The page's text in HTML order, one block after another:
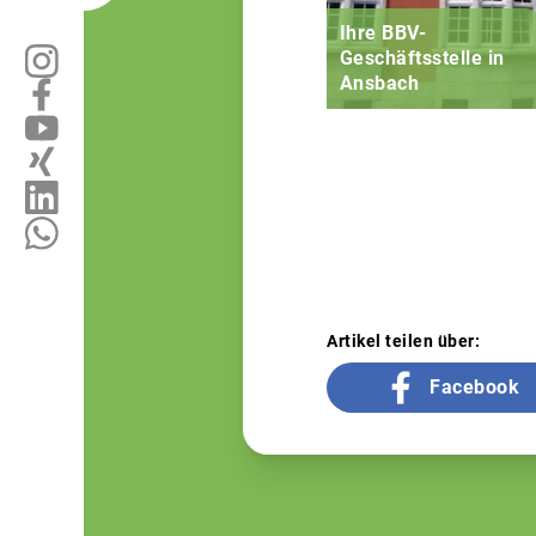
Ihre BBV-
Geschäftsstelle in
Ansbach
Artikel teilen über:
Facebook